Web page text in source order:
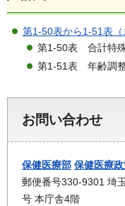
第1-50表から1-51表（
第1-50表 合計特
第1-51表 年齢調
お問い合わせ
保健医療部 保健医療
郵便番号330-9301 埼
号 本庁舎4階